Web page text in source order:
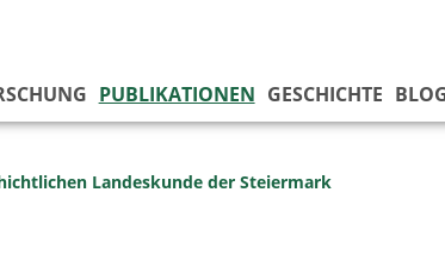
PUBLIKATIONEN GESCHICHTE
Landes­kunde der Steiermark